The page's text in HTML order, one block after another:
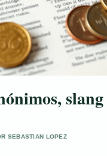
SEBASTIAN LOPEZ